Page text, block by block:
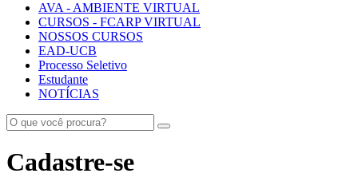
AVA - AMBIENTE VIRTUAL
CURSOS - FCARP VIRTUAL
NOSSOS CURSOS
EAD-UCB
Processo Seletivo
Estudante
NOTÍCIAS
Cadastre-se